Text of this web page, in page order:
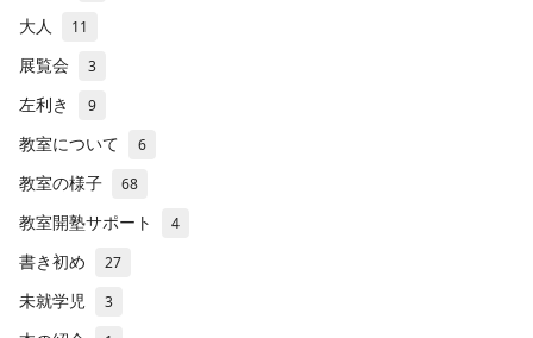
大人 11
展覧会 3
左利き 9
教室について 6
教室の様子 68
教室開塾サポート 4
書き初め 27
未就学児 3